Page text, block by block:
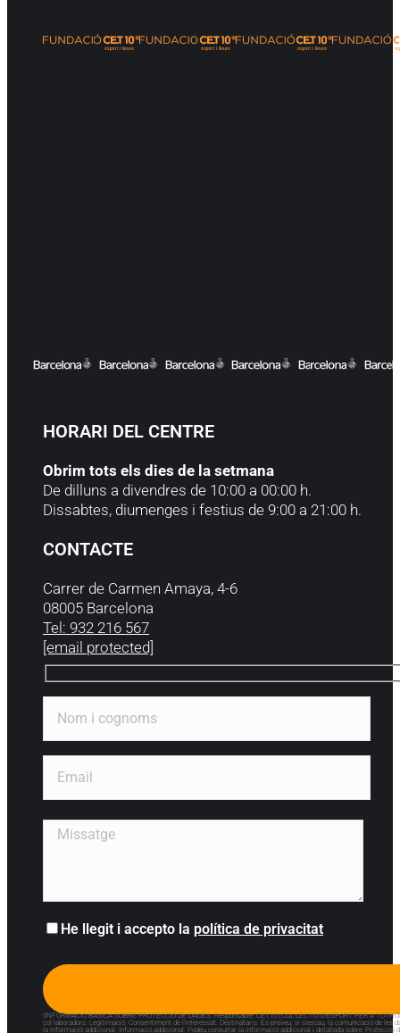
HORARI DEL CENTRE
Obrim tots els dies de la setmana
De dilluns a divendres de 10:00 a 00:00 h.
Dissabtes, diumenges i festius de 9:00 a 21:00 h.
CONTACTE
Carrer de Carmen Amaya, 4-6
08005 Barcelona
Tel: 932 216 567
[email protected]
He llegit i accepto la política de privacitat
IINFORMACIÓ BÀSICA SOBRE PROTECCIÓ DE DADES. Responsable: CET10 (COL·LECTIU D'ESPORT PER
col·laboradors. Legitimació: Consentiment de l'interessat. Destinataris: Es preveu, si s'escau, la comunicació de
la informació addicional. Informació addicional: Podeu consultar la informació addicional i detallada sobre